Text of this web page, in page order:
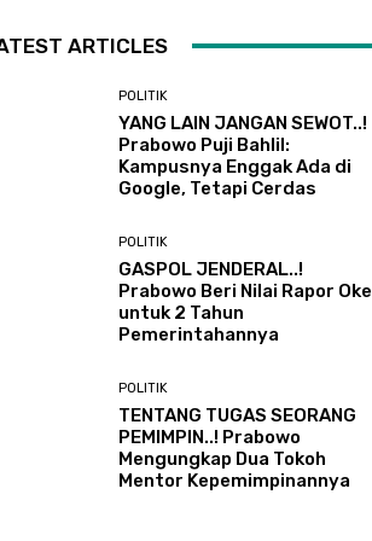
ARTICLES
POLITIK
YANG LAIN JANGAN SEWOT..!
Prabowo Puji Bahlil:
Kampusnya Enggak Ada di
Google, Tetapi Cerdas
POLITIK
GASPOL JENDERAL..!
Prabowo Beri Nilai Rapor Oke
untuk 2 Tahun
Pemerintahannya
POLITIK
TENTANG TUGAS SEORANG
PEMIMPIN..! Prabowo
Mengungkap Dua Tokoh
Mentor Kepemimpinannya